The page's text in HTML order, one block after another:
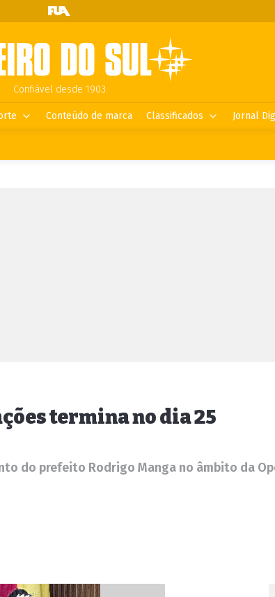
Confiável desde 1903.
Conteúdo de marca Classificados Jornal
termina no dia 25
do prefeito Rodrigo Manga no âmbito da